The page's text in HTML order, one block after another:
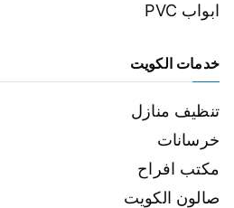
ابواب PVC
خدمات الكويت
تنظيف منازل
خرسانات
مكتب افراح
صالون الكويت